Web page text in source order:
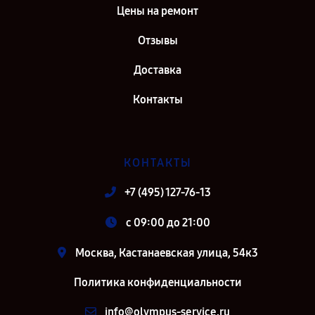
Цены на ремонт
Отзывы
Доставка
Контакты
КОНТАКТЫ
+7 (495) 127-76-13
c 09:00 до 21:00
Москва, Кастанаевская улица, 54к3
Политика конфиденциальности
info@olympus-service.ru